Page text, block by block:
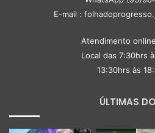
E-mail :
Atendimento
Local das 7:30hrs
13:30hrs às
ÚLTIMAS